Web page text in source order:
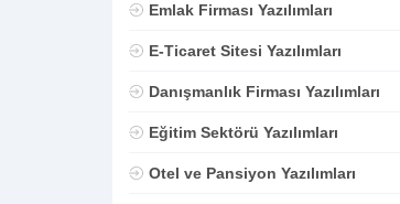
Emlak Firması Yazılımları
E-Ticaret Sitesi Yazılımları
Danışmanlık Firması Yazılımları
Eğitim Sektörü Yazılımları
Otel ve Pansiyon Yazılımları